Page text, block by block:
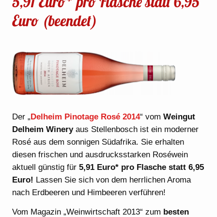
Euro (beendet)
Der „ Delheim Pinotage Rosé 2014“ vomWeingut
Delheim Wineryaus Stellenbosch ist ein moderner
Rosé aus dem sonnigen Südafrika. Sie erhalten
diesen frischen und ausdrucksstarken Roséwein
aktuell günstig für5,91 Euro* pro Flasche statt 6,95
Euro! Lassen Sie sich von dem herrlichen Aroma
nach Erdbeeren und Himbeeren verführen!
Vom Magazin „Weinwirtschaft 2013“ zum besten